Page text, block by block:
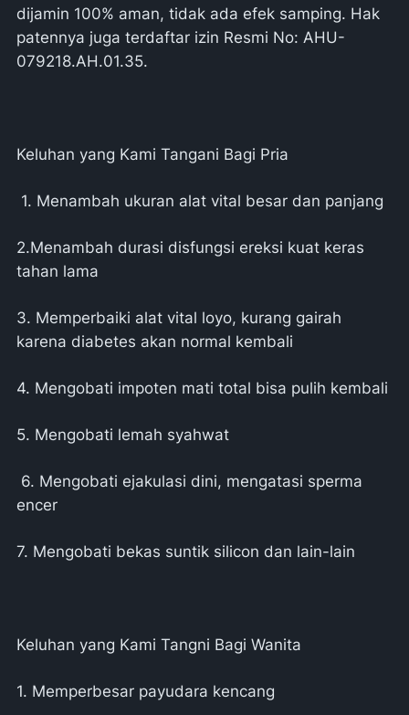
dijamin 100% aman, tidak ada efek samping. Hak
patennya juga terdaftar izin Resmi No: AHU-
079218.AH.01.35.
Keluhan yang Kami Tangani Bagi Pria
1. Menambah ukuran alat vital besar dan panjang
2.Menambah durasi disfungsi ereksi kuat keras
tahan lama
3. Memperbaiki alat vital loyo, kurang gairah
karena diabetes akan normal kembali
4. Mengobati impoten mati total bisa pulih kembali
5. Mengobati lemah syahwat
6. Mengobati ejakulasi dini, mengatasi sperma
encer
7. Mengobati bekas suntik silicon dan lain-lain
Keluhan yang Kami Tangni Bagi Wanita
1. Memperbesar payudara kencang